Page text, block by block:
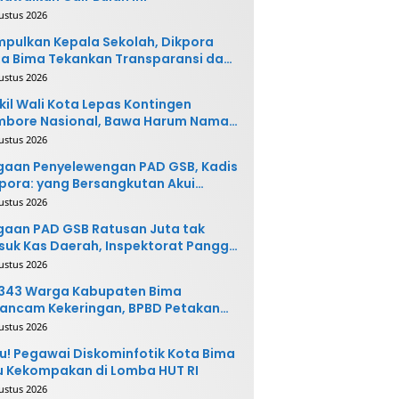
2026
Kepala Sekolah, Dikpora
Bima Tekankan Transparansi dan
2026
Wali Kota Lepas Kontingen
Nasional, Bawa Harum Nama
Bima
2026
Penyelewengan PAD GSB, Kadis
yang Bersangkutan Akui
dan Siap
2026
PAD GSB Ratusan Juta tak
Kas Daerah, Inspektorat Panggil
Terkait
2026
Warga Kabupaten Bima
Kekeringan, BPBD Petakan
Rawan
2026
Pegawai Diskominfotik Kota Bima
Kekompakan di Lomba HUT RI
2026